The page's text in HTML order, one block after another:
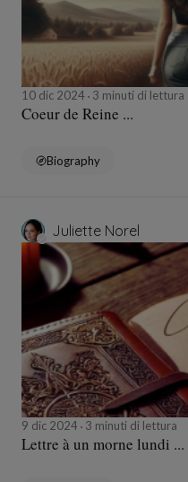
10 dic 2024 3 minuti di lettura
Coeur de Reine ...
Biography
Juliette Norel
9 dic 2024 3 minuti di lettura
Lettre à un morne lundi ...